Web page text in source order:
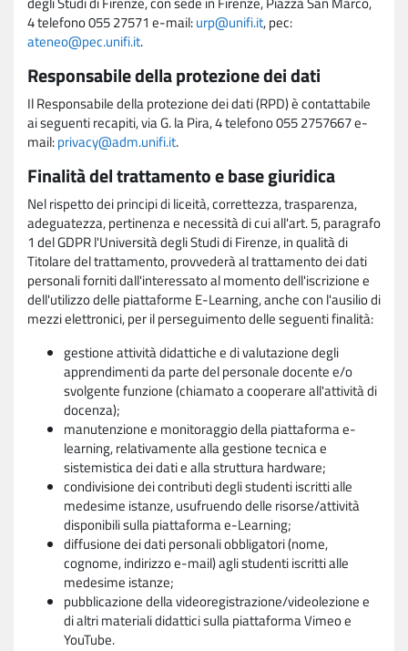
4 telefono 055 27571 e-mail:urp@unifi.it, pec:
ateneo@pec.unifi.it.
Responsabile della protezione dei dati
Il Responsabile della protezione dei dati (RPD) è contattabile
ai seguenti recapiti, via G. la Pira, 4 telefono 055 2757667 e-
mail:privacy@adm.unifi.it.
Finalità del trattamento e base giuridica
Nel rispetto dei principi di liceità, correttezza, trasparenza,
adeguatezza, pertinenza e necessità di cui all'art. 5, paragrafo
1 del GDPR l'Università degli Studi di Firenze, in qualità di
Titolare del trattamento, provvederà al trattamento dei dati
personali forniti dall'interessato al momento dell'iscrizione e
dell'utilizzo delle piattaforme E-Learning, anche con l'ausilio di
mezzi elettronici, per il perseguimento delle seguenti finalità:
gestione attività didattiche e di valutazione degli
apprendimenti da parte del personale docente e/o
svolgente funzione (chiamato a cooperare all'attività di
docenza);
manutenzione e monitoraggio della piattaforma e-
learning, relativamente alla gestione tecnica e
sistemistica dei dati e alla struttura hardware;
condivisione dei contributi degli studenti iscritti alle
medesime istanze, usufruendo delle risorse/attività
disponibili sulla piattaforma e-Learning;
diffusione dei dati personali obbligatori (nome,
cognome, indirizzo e-mail) agli studenti iscritti alle
medesime istanze;
pubblicazione della videoregistrazione/videolezione e
di altri materiali didattici sulla piattaforma Vimeo e
YouTube.